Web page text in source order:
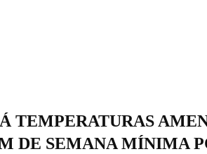
TEMPERATURAS
DE SEMANA MÍNIMA